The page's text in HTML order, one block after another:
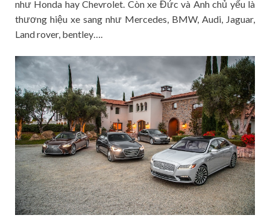
như Honda hay Chevrolet. Còn xe Đức và Anh chủ yếu là
thương hiệu xe sang như Mercedes, BMW, Audi, Jaguar,
Land rover, bentley….